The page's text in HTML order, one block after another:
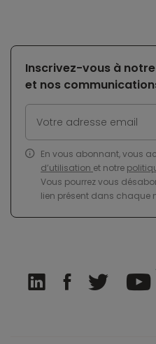
Inscrivez-vous à
et nos
En vous abonnant, vous
d’utilisation et notre
Vous pourrez vous
lien présent dans chaque